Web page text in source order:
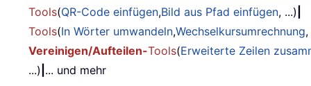
Tools(QR-Code einfügen,Bild aus Pfad einfügen, ...)
Tools(In Wörter umwandeln,Wechselkursumrechnung
Vereinigen/Aufteilen-Tools(Erweiterte Zeilen
...) ... und mehr